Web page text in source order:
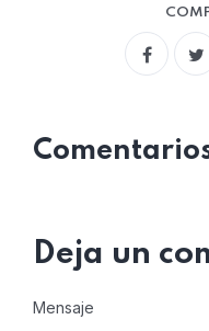
Deja un
Mensaje